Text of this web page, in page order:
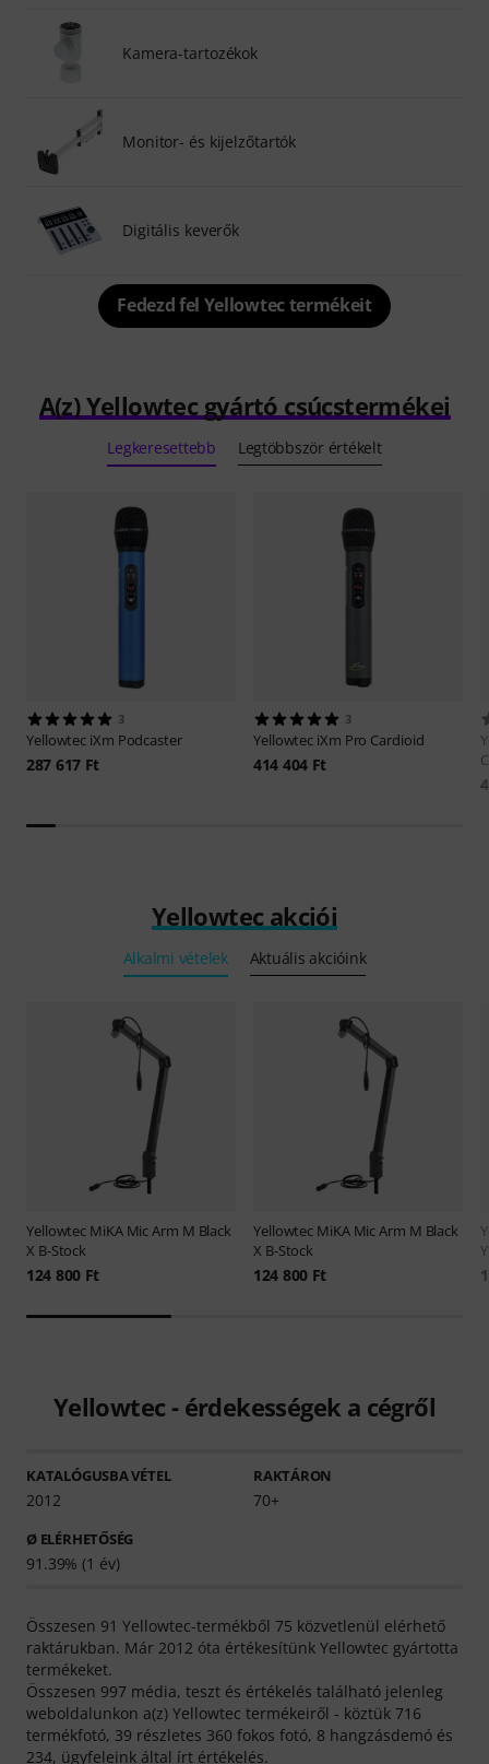
Kamera-tartozékok
Monitor- és kijelzőtartók
Digitális keverők
Fedezd fel Yellowtec termékeit
A(z) Yellowtec gyártó csúcstermékei
Legkeresettebb Legtöbbször értékelt
3
Yellowtec iXm Podcaster
287 617 Ft
3
Yellowtec iXm Pro Cardioid
414 404 Ft
Yellowtec akciói
Alkalmi vételek Aktuális akcióink
Yellowtec MiKA Mic Arm M Black
X B-Stock
124 800 Ft
Yellowtec MiKA Mic Arm M Black
X B-Stock
124 800 Ft
Yellowtec - érdekességek a cégről
KATALÓGUSBA VÉTEL
2012
RAKTÁRON
70+
Ø ELÉRHETŐSÉG
91.39% (1 év)
Összesen 91 Yellowtec-termékből 75 közvetlenül elérhető
raktárukban. Már 2012 óta értékesítünk Yellowtec gyártotta
termékeket.
Összesen 997 média, teszt és értékelés található jelenleg
weboldalunkon a(z) Yellowtec termékeiről - köztük 716
termékfotó, 39 részletes 360 fokos fotó, 8 hangzásdemó és
234, ügyfeleink által írt értékelés.